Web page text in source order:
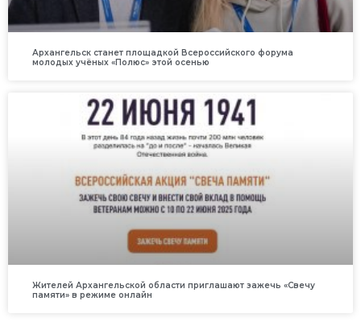
Архангельск станет площадкой Всероссийского форума
молодых учёных «Полюс» этой осенью
Жителей Архангельской области приглашают зажечь «Свечу
памяти» в режиме онлайн